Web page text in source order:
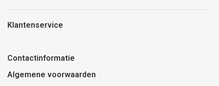
Klantenservice
Contactinformatie
Algemene voorwaarden